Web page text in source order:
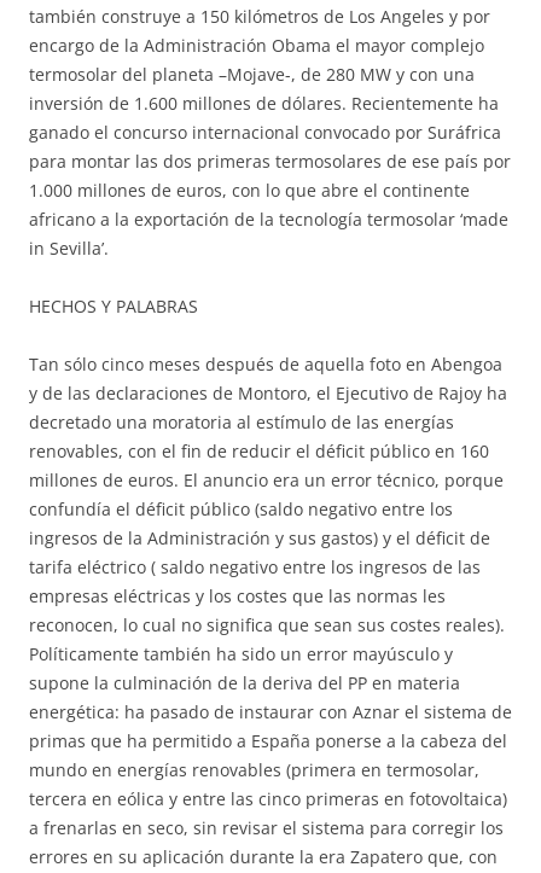
también construye a 150 kilómetros de Los Angeles y por
encargo de la Administración Obama el mayor complejo
termosolar del planeta –Mojave-, de 280 MW y con una
inversión de 1.600 millones de dólares. Recientemente ha
ganado el concurso internacional convocado por Suráfrica
para montar las dos primeras termosolares de ese país por
1.000 millones de euros, con lo que abre el continente
africano a la exportación de la tecnología termosolar ‘made
in Sevilla’.
HECHOS Y PALABRAS
Tan sólo cinco meses después de aquella foto en Abengoa
y de las declaraciones de Montoro, el Ejecutivo de Rajoy ha
decretado una moratoria al estímulo de las energías
renovables, con el fin de reducir el déficit público en 160
millones de euros. El anuncio era un error técnico, porque
confundía el déficit público (saldo negativo entre los
ingresos de la Administración y sus gastos) y el déficit de
tarifa eléctrico ( saldo negativo entre los ingresos de las
empresas eléctricas y los costes que las normas les
reconocen, lo cual no significa que sean sus costes reales).
Políticamente también ha sido un error mayúsculo y
supone la culminación de la deriva del PP en materia
energética: ha pasado de instaurar con Aznar el sistema de
primas que ha permitido a España ponerse a la cabeza del
mundo en energías renovables (primera en termosolar,
tercera en eólica y entre las cinco primeras en fotovoltaica)
a frenarlas en seco, sin revisar el sistema para corregir los
errores en su aplicación durante la era Zapatero que, con